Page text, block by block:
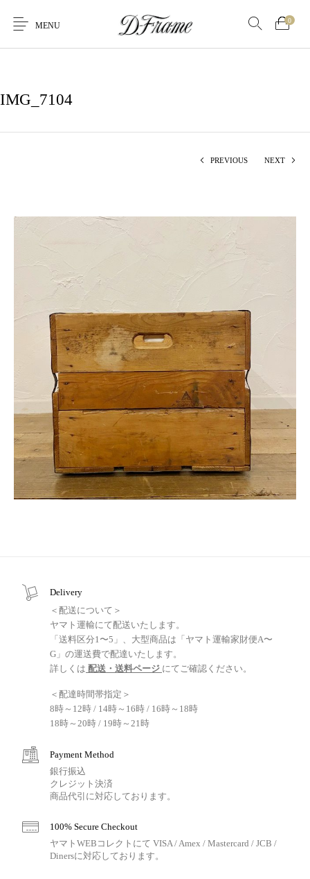
MENU
0
IMG_7104
PREVIOUS NEXT
Delivery
＜配送について＞
ヤマト運輸にて配送いたします。
「送料区分1〜5」、大型商品は「ヤマト運輸家財便A〜
G」の運送費で配達いたします。
詳しくは 配送・送料ページ にてご確認ください。
＜配達時間帯指定＞
8時～12時 / 14時～16時 / 16時～18時
18時～20時 / 19時～21時
Payment Method
銀行振込
クレジット決済
商品代引に対応しております。
100% Secure Checkout
ヤマトWEBコレクトにて VISA / Amex / Mastercard / JCB /
Dinersに対応しております。